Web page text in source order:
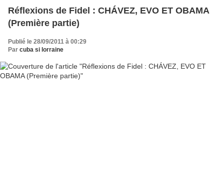
Réflexions de Fidel : CHÁVEZ, EVO ET OBAMA
(Première partie)
Publié le 28/09/2011 à 00:29
Par cuba si lorraine